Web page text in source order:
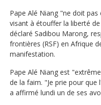
Pape Alé Niang "ne doit
visant à étouffer la liberté
déclaré Sadibou Marong,
frontières (RSF) en Afrique
manifestation.
Pape Alé Niang est
de la faim. "Je prie pour que
a affirmé lundi un de ses